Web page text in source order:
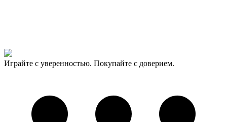
Играйте с уверенностью. Покупайте с доверием.